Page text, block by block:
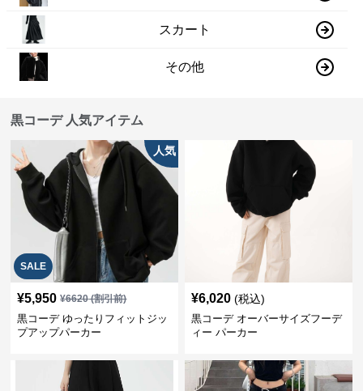
スカート
その他
黒コーデ 人気アイテム
SALE
人気
¥5,950 ¥6620(割引前)
黒コーデ ゆったりフィットジッ
プアップパーカー
¥6,020 (税込)
黒コーデ オーバーサイズフーデ
ィー パーカー